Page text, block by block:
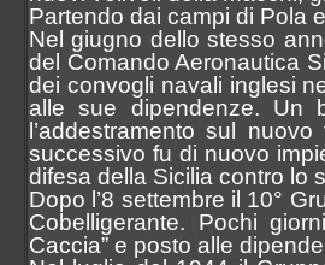
Partendo dai campi di Pola
Nel giugno dello stesso
del Comando Aeronautica
dei convogli navali inglesi
alle sue dipendenze. Un
l’addestramento sul
successivo fu di nuovo
difesa della Sicilia contro lo
Dopo l’8 settembre il 10°
Cobelligerante. Pochi
Caccia” e posto alle